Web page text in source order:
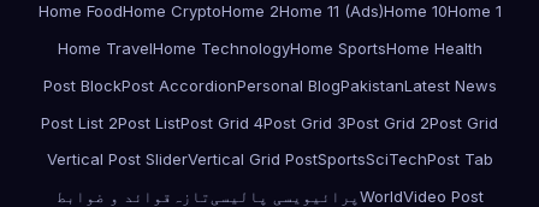
Home 1
Home 10
Home 11 (Ads)
Home 2
Home Crypto
Home Food
Home Health
Home Sports
Home Technology
Home Travel
Latest News
Pakistan
Personal Blog
Post Accordion
Post Block
Post Grid
Post Grid 2
Post Grid 3
Post Grid 4
Post List
Post List 2
Post Tab
SciTech
Sports
Vertical Grid Post
Vertical Post Slider
Video Post
Worldپرائیویسی پالیسیتازہ قوائد و ضوابط